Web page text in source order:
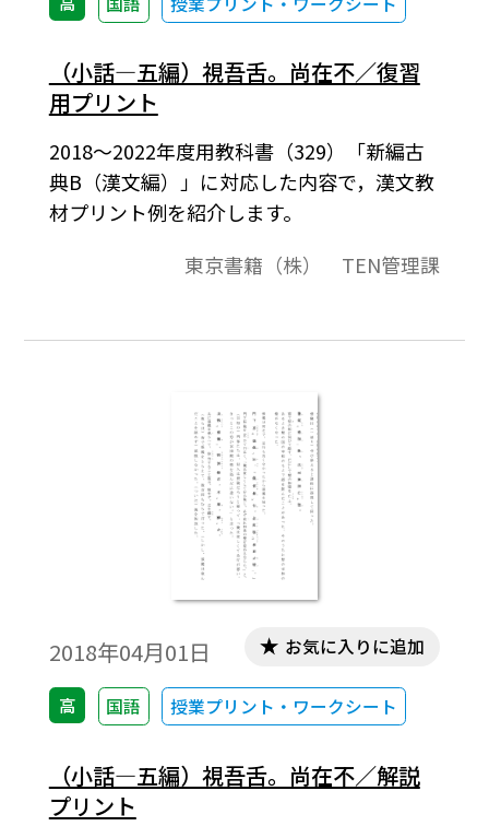
（小話―五編）視吾舌。尚在不／復習
用プリント
2018～2022年度用教科書（329）「新編古
典B（漢文編）」に対応した内容で，漢文教
材プリント例を紹介します。
東京書籍（株） TEN管理課
2018年04月01日
高 国語 授業プリント・ワークシート
お気に入りに追加
（小話―五編）視吾舌。尚在不／解説
プリント